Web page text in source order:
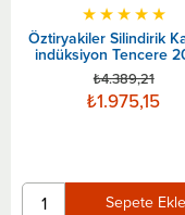
Öztiryakiler Silindirik
indüksiyon Tencere
Cm
★★★★★
₺1.975,15
₺4.389,21
Sepete Ekle